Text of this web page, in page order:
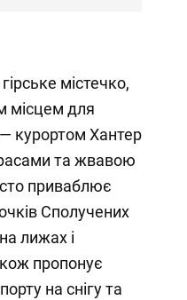
містечко,
місцем для
курортом Хантер
та жвавою
приваблює
Сполучених
лижах і
пропонує
на снігу та